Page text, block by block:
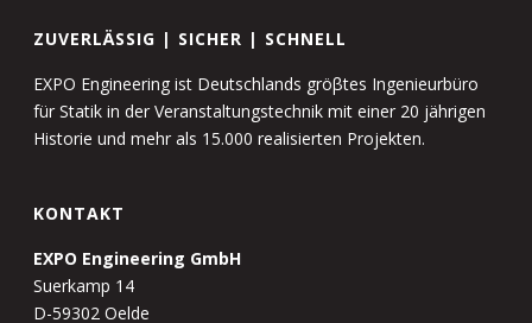
ZUVERLÄSSIG | SICHER | SCHNELL
EXPO Engineering ist Deutschlands gröβtes Ingenieurbüro
für Statik in der Veranstaltungstechnik mit einer 20 jährigen
Historie und mehr als 15.000 realisierten Projekten.
KONTAKT
EXPO Engineering GmbH
Suerkamp 14
D-59302 Oelde